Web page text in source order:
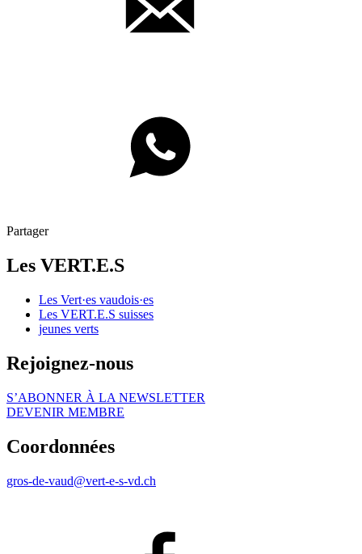
Partager
Les VERT.E.S
Les Vert·es vaudois·es
Les VERT.E.S suisses
jeunes verts
Rejoignez-nous
S’ABONNER À LA NEWSLETTER
DEVENIR MEMBRE
Coordonnées
gros-de-vaud@vert-e-s-vd.ch